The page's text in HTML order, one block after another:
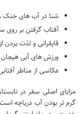
شنا در آب های خنک و
آفتاب گرفتن بر
قایقرانی و لذت بردن
ورزش های آبی
عکاسی از مناظر
مزایای اصلی سفر در
گرم تر بودن آب دریاچه است.